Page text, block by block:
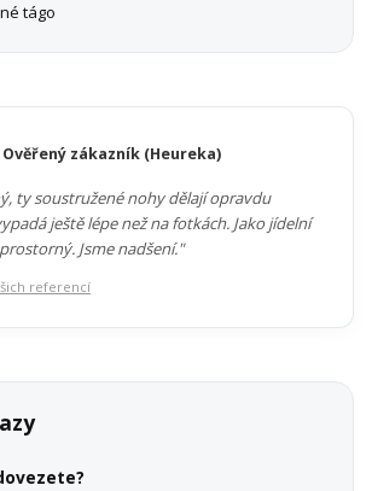
tágo
Ověřený zákazník (Heureka)
ty soustružené nohy dělají opravdu
ještě lépe než na fotkách. Jako jídelní
Jsme nadšení."
referencí